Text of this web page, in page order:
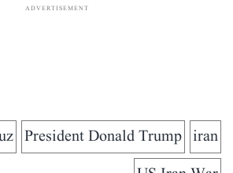
ADVERTISEMENT
iran
President Donald Trump